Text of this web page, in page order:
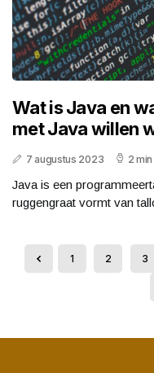
Wat is Java en
met Java willen
7 augustus 2023 2
Java is een
ruggengraat vormt van
1 2 3